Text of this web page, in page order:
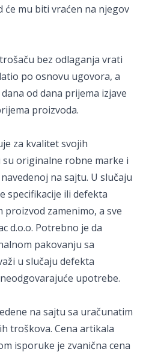
će mu biti vraćen na njegov
bez odlaganja vrati
po osnovu ugovora, a
od dana prijema izjave
proizvoda.
za kvalitet svojih
su originalne robne marke i
na sajtu. U slučaju
specifikacije ili defekta
proizvod zamenimo, a sve
d.o.o. Potrebno je da
pakovanju sa
u slučaju defekta
upotrebe.
na sajtu sa uračunatim
troškova. Cena artikala
isporuke je zvanična cena